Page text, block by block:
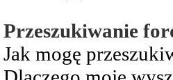
Przeszukiwanie
Jak mogę